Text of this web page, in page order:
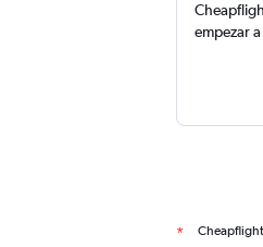
empezar
*